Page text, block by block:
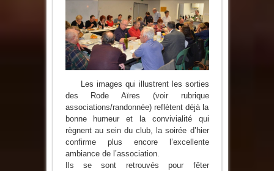
Rode
Aïres
Autour
de
Châtaignes
et
Bons
Vins
Les images qui illustrent les sorties
des Rode Aïres (voir rubrique
associations/randonnée) reflètent déjà la
bonne humeur et la convivialité qui
règnent au sein du club, la soirée d’hier
confirme plus encore l’excellente
ambiance de l’association.
Ils se sont retrouvés pour fêter